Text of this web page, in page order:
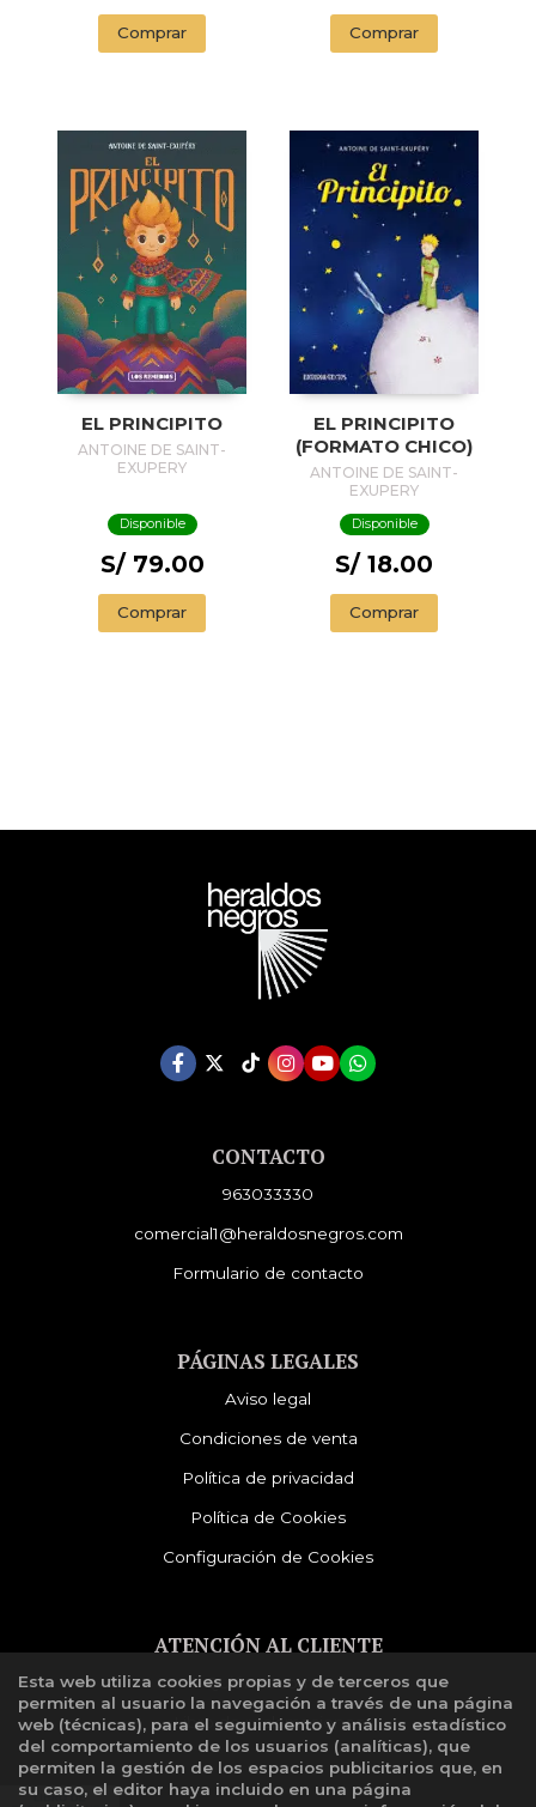
Comprar Comprar
EL PRINCIPITO
ANTOINE DE SAINT-
EXUPERY
Disponible
S/ 79.00
Comprar
EL PRINCIPITO
(FORMATO CHICO)
ANTOINE DE SAINT-
EXUPERY
Disponible
S/ 18.00
Comprar
CONTACTO
963033330
comercial1@heraldosnegros.com
Formulario de contacto
PÁGINAS LEGALES
Aviso legal
Condiciones de venta
Política de privacidad
Política de Cookies
Configuración de Cookies
ATENCIÓN AL CLIENTE
Quiénes somos
Libro de reclamaciones
Esta web utiliza cookies propias y de terceros que
permiten al usuario la navegación a través de una página
web (técnicas), para el seguimiento y análisis estadístico
del comportamiento de los usuarios (analíticas), que
permiten la gestión de los espacios publicitarios que, en
su caso, el editor haya incluido en una página